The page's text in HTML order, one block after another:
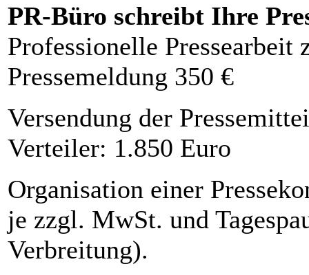
PR-Büro schreibt Ihre
Professionelle Pressearbeit
Pressemeldung 350 €
Versendung der
Verteiler: 1.850 Euro
Organisation einer
je zzgl. MwSt. und
Verbreitung).